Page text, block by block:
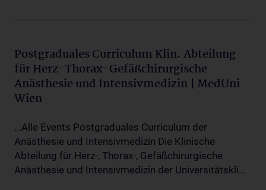
Postgraduales Curriculum Klin. Abteilung
für Herz-Thorax-Gefäßchirurgische
Anästhesie und Intensivmedizin | MedUni
Wien
...Alle Events Postgraduales Curriculum der
Anästhesie und Intensivmedizin Die Klinische
Abteilung für Herz-, Thorax-, Gefäßchirurgische
Anästhesie und Intensivmedizin der Universitätskli...